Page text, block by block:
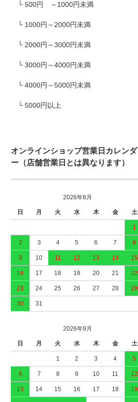
└ 500円 ～1000円未満
└ 1000円～2000円未満
└ 2000円～3000円未満
└ 3000円～4000円未満
└ 4000円～5000円未満
└ 5000円以上
オンラインショップ営業日カレンダ
ー（店舗営業日とは異なります）
2026年8月
日 月 火 水 木 金 土
1
2 3 4 5 6 7 8
9 10 11 12 13 14 15
16 17 18 19 20 21 22
23 24 25 26 27 28 29
30 31
2026年9月
日 月 火 水 木 金 土
1 2 3 4 5
6 7 8 9 10 11 12
13 14 15 16 17 18 19